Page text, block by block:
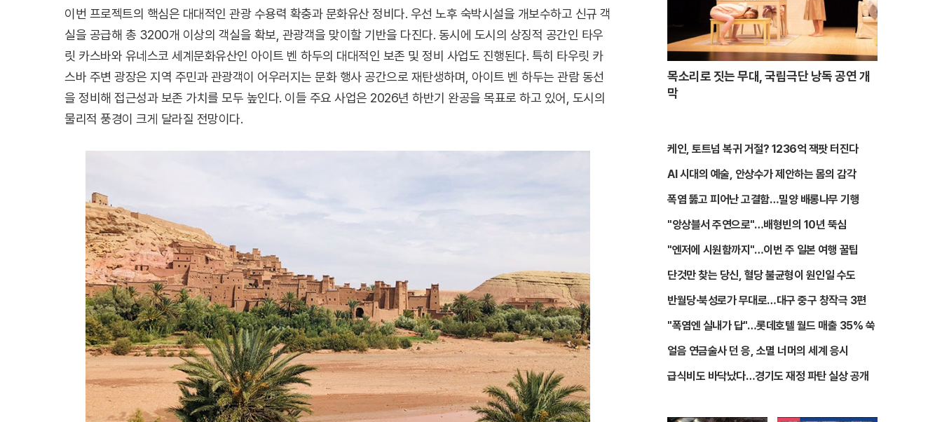
이번 프로젝트의 핵심은 대대적인 관광 수용력 확충과 문화유산 정비다. 우선 노후 숙박시설을 개보수하고 신규 객
실을 공급해 총 3200개 이상의 객실을 확보, 관광객을 맞이할 기반을 다진다. 동시에 도시의 상징적 공간인 타우
릿 카스바와 유네스코 세계문화유산인 아이트 벤 하두의 대대적인 보존 및 정비 사업도 진행된다. 특히 타우릿 카
스바 주변 광장은 지역 주민과 관광객이 어우러지는 문화 행사 공간으로 재탄생하며, 아이트 벤 하두는 관람 동선
을 정비해 접근성과 보존 가치를 모두 높인다. 이들 주요 사업은 2026년 하반기 완공을 목표로 하고 있어, 도시의
물리적 풍경이 크게 달라질 전망이다.
목소리로 짓는 무대, 국립극단 낭독 공연 개
막
케인, 토트넘 복귀 거절? 1236억 잭팟 터진다
AI 시대의 예술, 안상수가 제안하는 몸의 감각
폭염 뚫고 피어난 고결함…밀양 배롱나무 기행
"앙상블서 주연으로"…배형빈의 10년 뚝심
"엔저에 시원함까지"…이번 주 일본 여행 꿀팁
단것만 찾는 당신, 혈당 불균형이 원인일 수도
반월당·북성로가 무대로…대구 중구 창작극 3편
"폭염엔 실내가 답"…롯데호텔 월드 매출 35% 쑥
얼음 연금술사 던 응, 소멸 너머의 세계 응시
급식비도 바닥났다…경기도 재정 파탄 실상 공개